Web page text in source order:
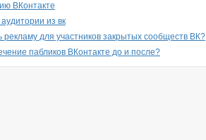
ВКонтакте
из вк
для участников закрытых сообществ ВК?
пабликов ВКонтакте до и после?